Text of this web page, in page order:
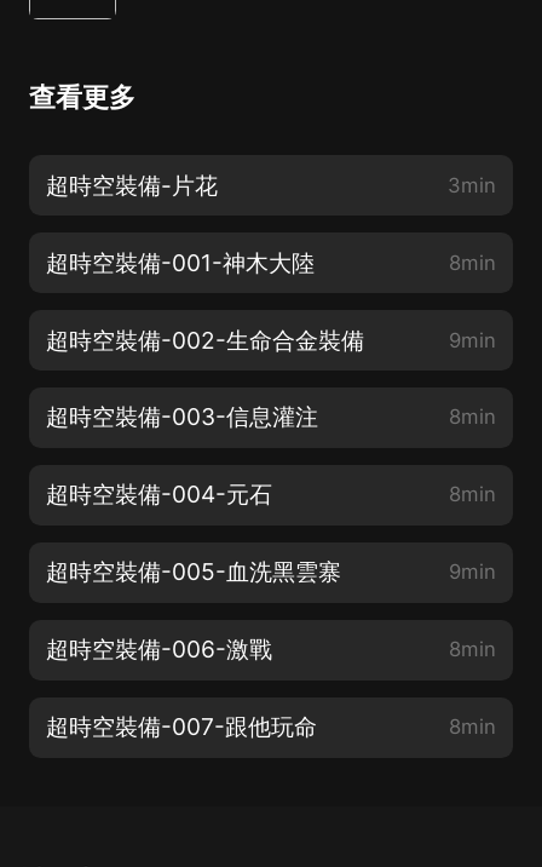
查看更多
超時空裝備-片花 3min
超時空裝備-001-神木大陸 8min
超時空裝備-002-生命合金裝備 9min
超時空裝備-003-信息灌注 8min
超時空裝備-004-元石 8min
超時空裝備-005-血洗黑雲寨 9min
超時空裝備-006-激戰 8min
超時空裝備-007-跟他玩命 8min